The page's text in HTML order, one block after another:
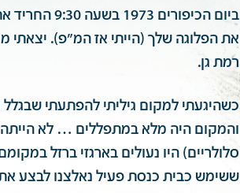
ביום
את הפלוגה שלך (הייתי אז המ״פ). יצאתי
רמת גן.
כשהיגעתי למקום גיליתי להפתעתי
והמקום היה מלא במתפללים … לא הייתה
סלולריים) היו נעולים בארגזי ברזל
ששימש כבית כנסת פעיל נאלצנו לבצע